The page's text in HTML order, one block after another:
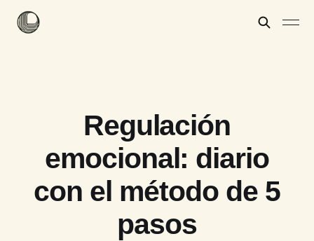
Regulación
emocional: diario
con el método de 5
pasos